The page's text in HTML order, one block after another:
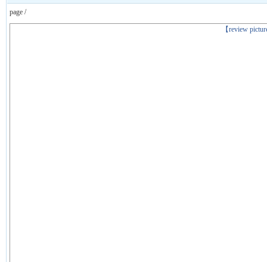
page /
【review
上一张